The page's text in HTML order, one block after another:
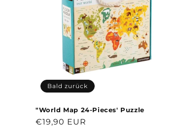
Bald zurück
"World Map 24-Pieces' Puzzle
Normaler
€19,90 EUR